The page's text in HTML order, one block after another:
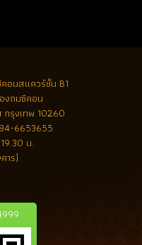
คอนสแควร์ชั้น B1
งถมซีคอน
กรุงเทพ 10260
6653655
น.
าร)